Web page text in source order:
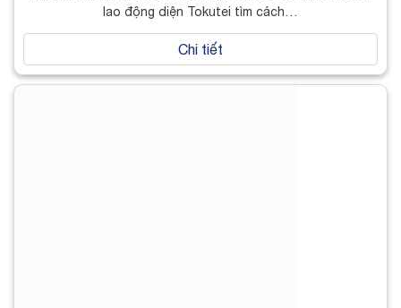
lao động diện Tokutei tìm cách…
Chi tiết